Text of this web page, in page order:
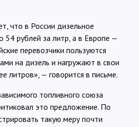
что в России дизельное
54 рублей за литр, а в Европе —
перевозчики пользуются
на дизель и нагружают в свои
литров», — говорится в письме.
топливного союза
это предложение. По
такую меру почти